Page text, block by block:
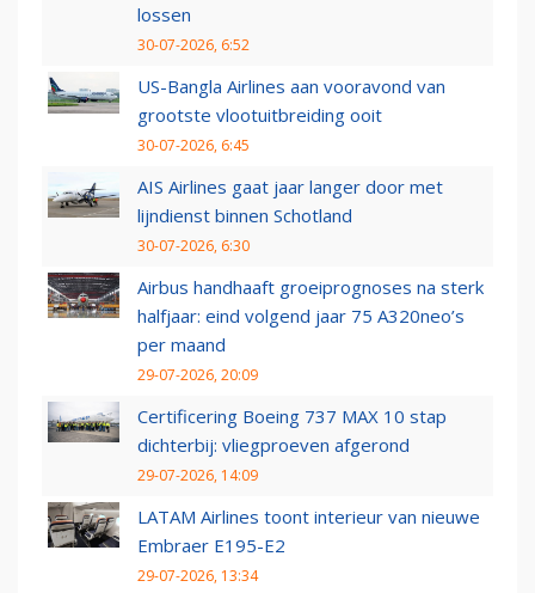
lossen
30-07-2026, 6:52
US-Bangla Airlines aan vooravond van
grootste vlootuitbreiding ooit
30-07-2026, 6:45
AIS Airlines gaat jaar langer door met
lijndienst binnen Schotland
30-07-2026, 6:30
Airbus handhaaft groeiprognoses na sterk
halfjaar: eind volgend jaar 75 A320neo’s
per maand
29-07-2026, 20:09
Certificering Boeing 737 MAX 10 stap
dichterbij: vliegproeven afgerond
29-07-2026, 14:09
LATAM Airlines toont interieur van nieuwe
Embraer E195-E2
29-07-2026, 13:34